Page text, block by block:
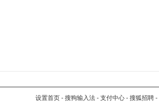
设置首页 - 搜狗输入法 - 支付中心 - 搜狐招聘 -